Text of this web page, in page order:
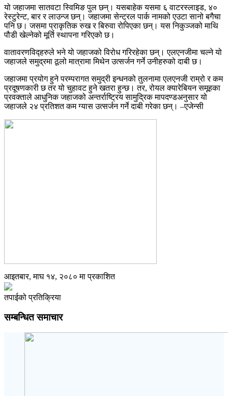
यो जहाजमा सातवटा स्विमिङ पुल छन्। यसबाहेक यसमा ६ वाटरस्लाइड, ४०
रेस्टुरेन्ट, बार र लाउन्ज छन्। जहाजमा सेन्ट्रल पार्क नामको एउटा सानो बगैचा
पनि छ। जसमा प्राकृतिक रुख र बिरुवा रोपिएका छन्। यस निकुञ्जको माथि
पौडी खेल्नेको मूर्ति स्थापना गरिएको छ।
वातावरणविद्हरुले भने यो जहाजको विरोध गरिरहेका छन्। एलएनजीमा चल्ने यो
जहाजले समुद्रमा ठूलो मात्रामा मिथेन उत्सर्जन गर्ने उनीहरुको दाबी छ।
जहाजमा प्रयोग हुने परम्परागत समुद्री इन्धनको तुलनामा एलएनजी राम्रो र कम
प्रदूषणकारी छ तर यो चुहावट हुने खतरा हुन्छ। तर, रोयल क्यारेबियन समूहका
प्रवक्ताले आधुनिक जहाजको अन्तर्राष्ट्रिय सामुद्रिक मापदण्डअनुसार यो
जहाजले २४ प्रतिशत कम ग्यास उत्सर्जन गर्ने दाबी गरेका छन्। –एजेन्सी
आइतबार, माघ १४, २०८० मा प्रकाशित
तपाईको प्रतिक्रिया
सम्बन्धित समाचार